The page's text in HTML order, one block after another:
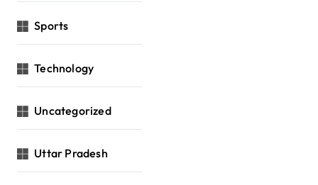
Sports
Technology
Uncategorized
Uttar Pradesh